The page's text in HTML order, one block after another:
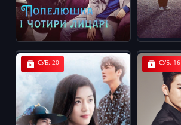
СУБ. 20 СУБ. 16